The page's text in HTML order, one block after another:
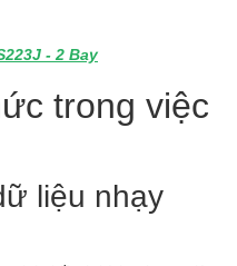
- 2 Bay
trong việc
liệu nhạy